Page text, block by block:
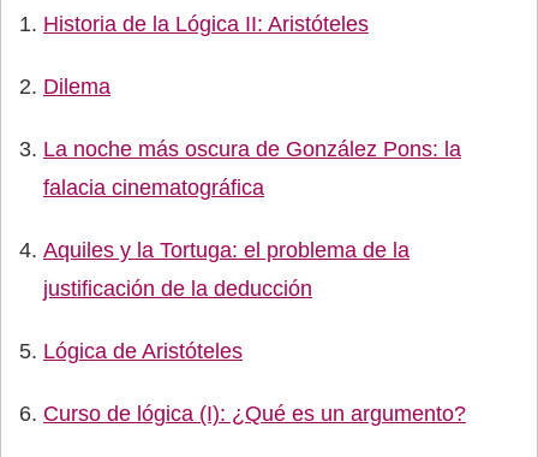
Historia de la Lógica II: Aristóteles
Dilema
La noche más oscura de González Pons: la
falacia cinematográfica
Aquiles y la Tortuga: el problema de la
justificación de la deducción
Lógica de Aristóteles
Curso de lógica (I): ¿Qué es un argumento?